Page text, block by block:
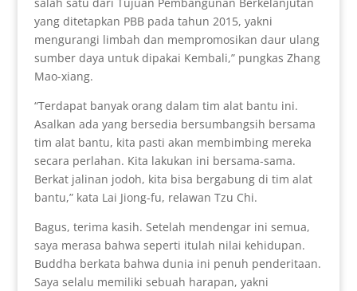
yang ditetapkan PBB pada tahun 2015, yakni
mengurangi limbah dan mempromosikan daur ulang
sumber daya untuk dipakai Kembali,” pungkas Zhang
Mao-xiang.
“Terdapat banyak orang dalam tim alat bantu ini.
Asalkan ada yang bersedia bersumbangsih bersama
tim alat bantu, kita pasti akan membimbing mereka
secara perlahan. Kita lakukan ini bersama-sama.
Berkat jalinan jodoh, kita bisa bergabung di tim alat
bantu,” kata Lai Jiong-fu, relawan Tzu Chi.
Bagus, terima kasih. Setelah mendengar ini semua,
saya merasa bahwa seperti itulah nilai kehidupan.
Buddha berkata bahwa dunia ini penuh penderitaan.
Saya selalu memiliki sebuah harapan, yakni